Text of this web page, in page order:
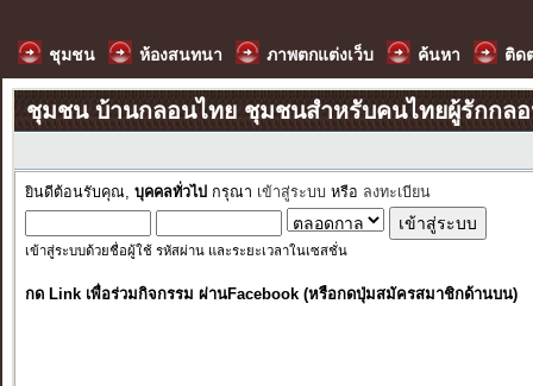
ชุมชน ห้องสนทนา ภาพตกแต่งเว็บ ค้นหา ติด
ชุมชน บ้านกลอนไทย ชุมชนสำหรับคนไทยผู้รักกล
ยินดีต้อนรับคุณ, บุคคลทั่วไป กรุณา เข้าสู่ระบบ หรือ ลงทะเบียน
เข้าสู่ระบบด้วยชื่อผู้ใช้ รหัสผ่าน และระยะเวลาในเซสชั่น
กด Link เพื่อร่วมกิจกรรม ผ่านFacebook (หรือกดปุ่มสมัครสมาชิกด้านบน)